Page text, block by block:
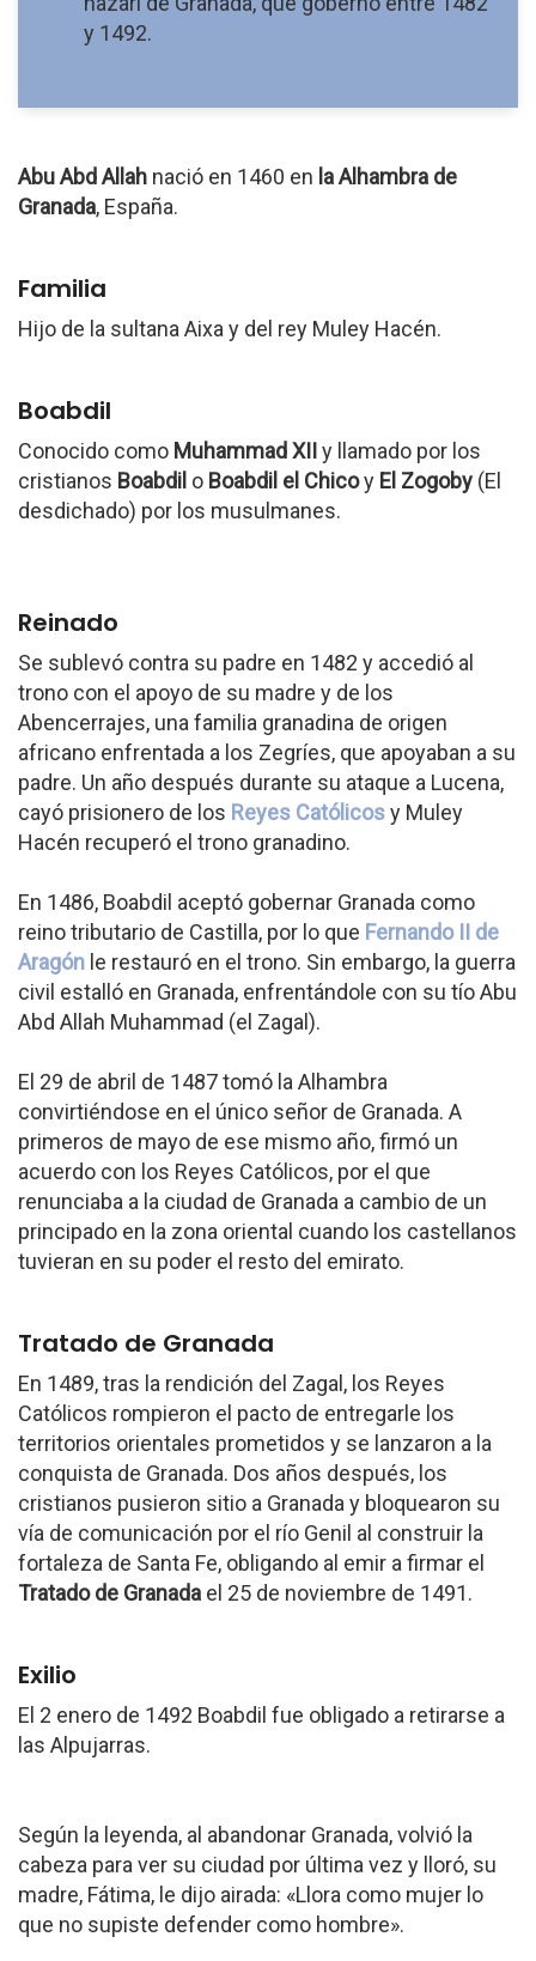
y 1492.
Abu Abd Allah nació en 1460 en la Alhambra de
Granada, España.
Familia
Hijo de la sultana Aixa y del rey Muley Hacén.
Boabdil
Conocido como Muhammad XII y llamado por los
cristianos Boabdil o Boabdil el Chicoy El Zogoby (El
desdichado) por los musulmanes.
Reinado
Se sublevó contra su padre en 1482 y accedió al
trono con el apoyo de su madre y de los
Abencerrajes, una familia granadina de origen
africano enfrentada a los Zegríes, que apoyaban a su
padre. Un año después durante su ataque a Lucena,
cayó prisionero de los Reyes Católicosy Muley
Hacén recuperó el trono granadino.
En 1486, Boabdil aceptó gobernar Granada como
reino tributario de Castilla, por lo que Fernando II de
Aragón le restauró en el trono. Sin embargo, la guerra
civil estalló en Granada, enfrentándole con su tío Abu
Abd Allah Muhammad (el Zagal).
El 29 de abril de 1487 tomó la Alhambra
convirtiéndose en el único señor de Granada. A
primeros de mayo de ese mismo año, firmó un
acuerdo con los Reyes Católicos, por el que
renunciaba a la ciudad de Granada a cambio de un
principado en la zona oriental cuando los castellanos
tuvieran en su poder el resto del emirato.
Tratado de Granada
En 1489, tras la rendición del Zagal, los Reyes
Católicos rompieron el pacto de entregarle los
territorios orientales prometidos y se lanzaron a la
conquista de Granada. Dos años después, los
cristianos pusieron sitio a Granada y bloquearon su
vía de comunicación por el río Genil al construir la
fortaleza de Santa Fe, obligando al emir a firmar el
Tratado de Granada el 25 de noviembre de 1491.
Exilio
El 2 enero de 1492 Boabdil fue obligado a retirarse a
las Alpujarras.
Según la leyenda, al abandonar Granada, volvió la
cabeza para ver su ciudad por última vez y lloró, su
madre, Fátima, le dijo airada: «Llora como mujer lo
que no supiste defender como hombre».